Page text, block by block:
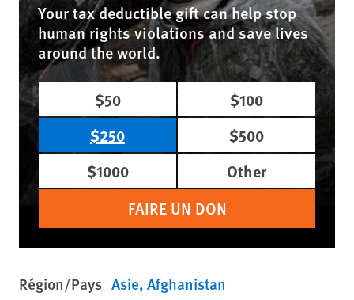
Your tax deductible gift can help stop
human rights violations and save lives
around the world.
$50
$100
$250
$500
$1000
Other
FAIRE UN DON
Région/Pays Asie Afghanistan